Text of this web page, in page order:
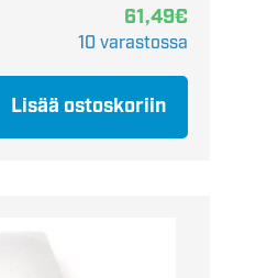
61,49€
10 varastossa
Lisää ostoskoriin